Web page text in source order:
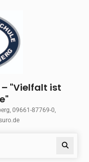
"Vielfalt ist
09661-87769-0,
Search